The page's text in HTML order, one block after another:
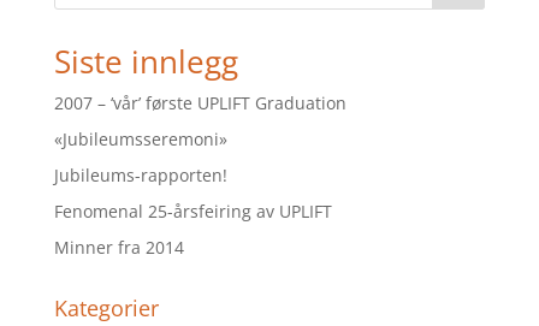
Siste innlegg
2007 – ‘vår’ første UPLIFT Graduation
«Jubileumsseremoni»
Jubileums-rapporten!
Fenomenal 25-årsfeiring av UPLIFT
Minner fra 2014
Kategorier